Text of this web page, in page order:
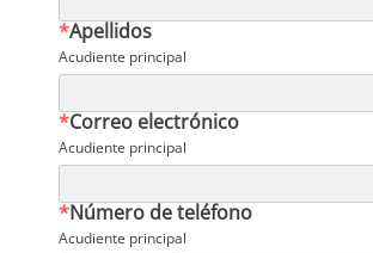
Apellidos
*
Acudiente principal
Correo electrónico
*
Acudiente principal
Número de teléfono
*
Acudiente principal